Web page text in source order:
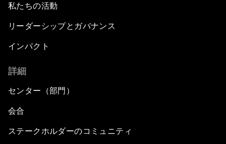
私たちの活動
リーダーシップとガバナンス
インパクト
詳細
センター（部門）
会合
ステークホルダーのコミュニティ